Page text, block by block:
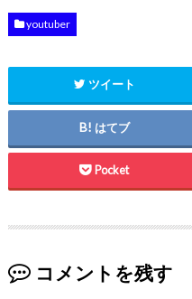
youtuber
ツイート
はてブ
Pocket
コメントを残す